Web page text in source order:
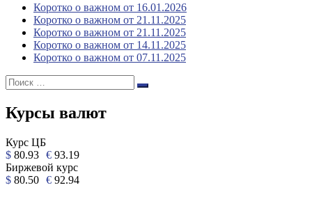
Коротко о важном от 16.01.2026
Коротко о важном от 21.11.2025
Коротко о важном от 21.11.2025
Коротко о важном от 14.11.2025
Коротко о важном от 07.11.2025
Поиск:
Поиск
Курсы валют
Курс ЦБ
$ 80.93 € 93.19
Биржевой курс
$ 80.50 € 92.94